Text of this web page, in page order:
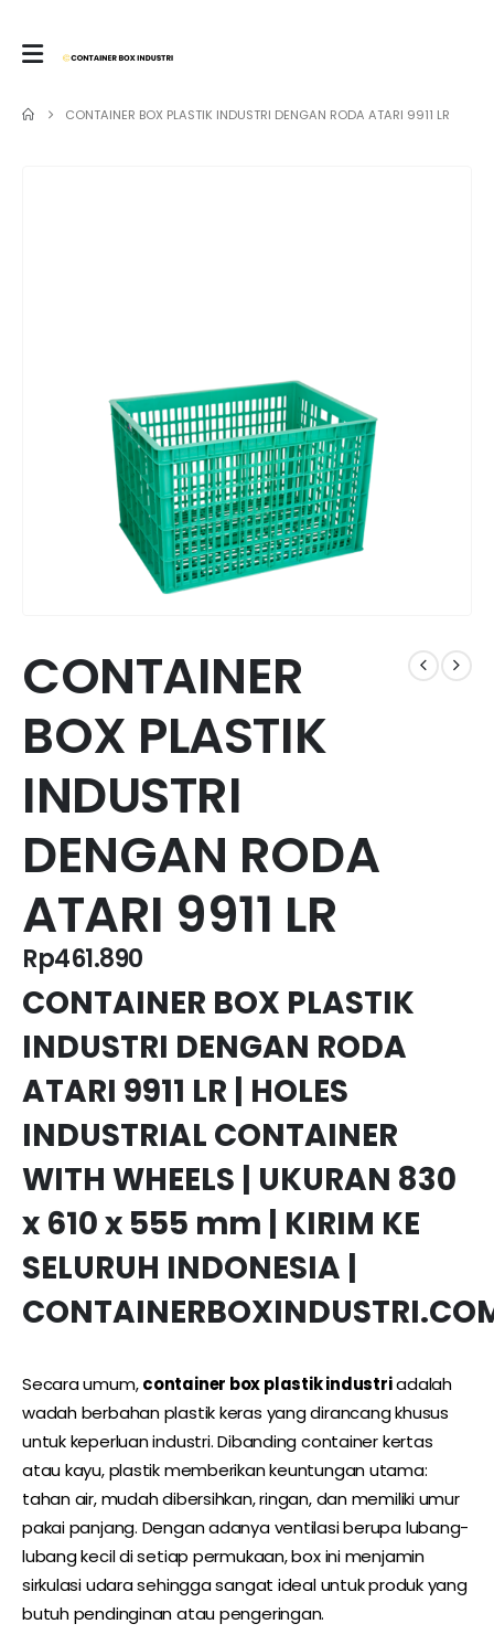
CONTAINER BOX PLASTIK INDUSTRI DENGAN RODA ATARI 9911 LR
CONTAINER
BOX PLASTIK
INDUSTRI
DENGAN RODA
ATARI 9911 LR
Rp461.890
CONTAINER BOX PLASTIK
INDUSTRI DENGAN RODA
ATARI 9911 LR | HOLES
INDUSTRIAL CONTAINER
WITH WHEELS | UKURAN 830
x 610 x 555 mm | KIRIM KE
SELURUH INDONESIA |
Secara umum,container box plastik industriadalah
wadah berbahan plastik keras yang dirancang khusus
untuk keperluan industri. Dibanding container kertas
atau kayu, plastik memberikan keuntungan utama:
tahan air, mudah dibersihkan, ringan, dan memiliki umur
pakai panjang. Dengan adanya ventilasi berupa lubang-
lubang kecil di setiap permukaan, box ini menjamin
sirkulasi udara sehingga sangat ideal untuk produk yang
butuh pendinginan atau pengeringan.